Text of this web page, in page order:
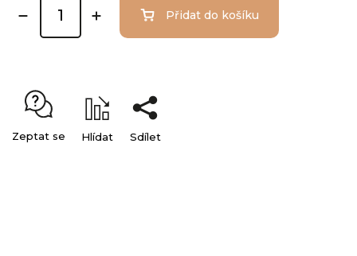
Přidat do košíku
Zeptat se Hlídat Sdílet